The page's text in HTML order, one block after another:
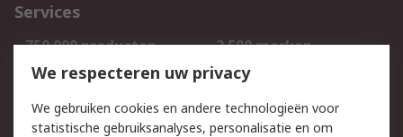
Services
750.000 producten
2.500 merken
Bestellen
Inkoopoplossingen
Track & Trace
We respecteren uw privacy
We gebruiken cookies en andere technologieën voor
statistische gebruiksanalyses, personalisatie en om